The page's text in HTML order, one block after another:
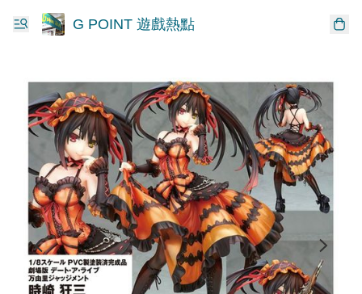
G POINT 遊戲熱點